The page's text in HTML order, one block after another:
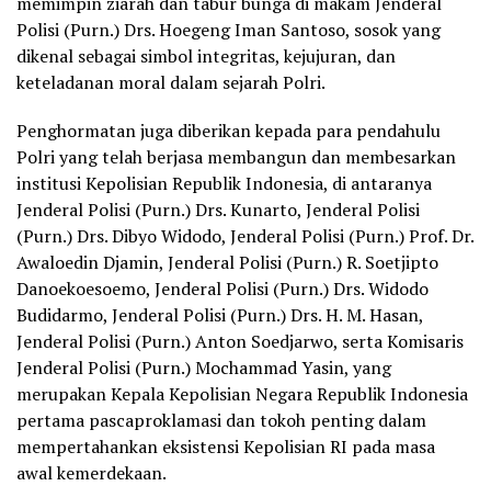
Polisi (Purn.) Drs. Hoegeng Iman Santoso, sosok yang
dikenal sebagai simbol integritas, kejujuran, dan
keteladanan moral dalam sejarah Polri.
Penghormatan juga diberikan kepada para pendahulu
Polri yang telah berjasa membangun dan membesarkan
institusi Kepolisian Republik Indonesia, di antaranya
Jenderal Polisi (Purn.) Drs. Kunarto, Jenderal Polisi
(Purn.) Drs. Dibyo Widodo, Jenderal Polisi (Purn.) Prof. Dr.
Awaloedin Djamin, Jenderal Polisi (Purn.) R. Soetjipto
Danoekoesoemo, Jenderal Polisi (Purn.) Drs. Widodo
Budidarmo, Jenderal Polisi (Purn.) Drs. H. M. Hasan,
Jenderal Polisi (Purn.) Anton Soedjarwo, serta Komisaris
Jenderal Polisi (Purn.) Mochammad Yasin, yang
merupakan Kepala Kepolisian Negara Republik Indonesia
pertama pascaproklamasi dan tokoh penting dalam
mempertahankan eksistensi Kepolisian RI pada masa
awal kemerdekaan.